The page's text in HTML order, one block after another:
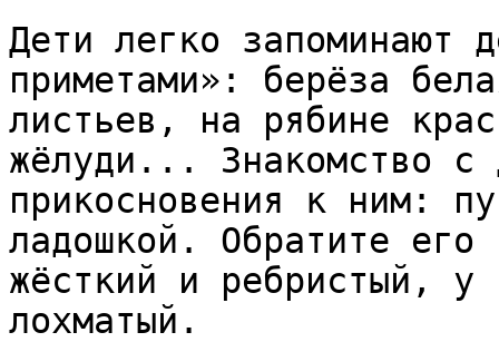
Дети легко запоминают
приметами»: берёза
листьев, на рябине
жёлуди... Знакомство с
прикосновения к ним:
ладошкой. Обратите
жёсткий и ребристый,
лохматый.